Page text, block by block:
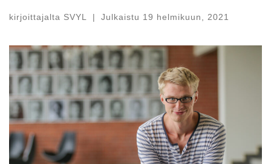
kirjoittajalta SVYL | Julkaistu 19 helmikuun, 2021